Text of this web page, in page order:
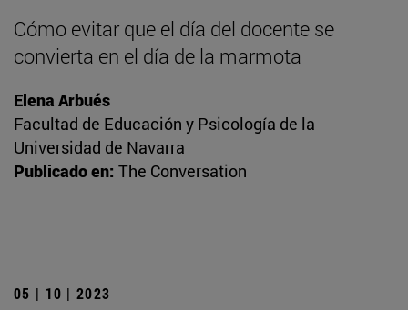
Cómo evitar que el día del docente se
convierta en el día de la marmota
Elena Arbués
Facultad de Educación y Psicología de la
Universidad de Navarra
Publicado en: The Conversation
05 | 10 | 2023